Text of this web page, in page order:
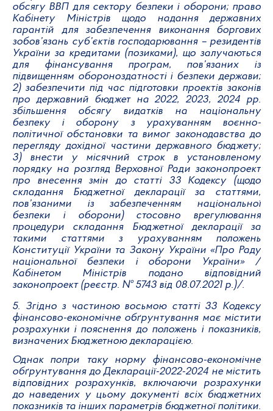
обсягу ВВП для сектору безпеки і оборони; право
Кабінету Міністрів щодо надання державних
гарантій для забезпечення виконання боргових
зобов’язань суб’єктів господарювання – резидентів
України за кредитами (позиками), що залучаються
для фінансування програм, пов’язаних із
підвищенням обороноздатності і безпеки держави;
2) забезпечити під час підготовки проектів законів
про державний бюджет на 2022, 2023, 2024 рр.
збільшення обсягу видатків на національну
безпеку і оборону з урахуванням воєнно-
політичної обстановки та вимог законодавства до
перегляду дохідної частини державного бюджету;
3) внести у місячний строк в установленому
порядку на розгляд Верховної Ради законопроект
про внесення змін до статті 33 Кодексу (щодо
складання Бюджетної декларації за статтями,
пов’язаними із забезпеченням національної
безпеки і оборони) стосовно врегулювання
процедури складання Бюджетної декларації за
такими статтями з урахуванням положень
Конституції України та Закону України «Про Раду
національної безпеки і оборони України» /
Кабінетом Міністрів подано відповідний
законопроект (реєстр. № 5743 від 08.07.2021 р.)/.
5. Згідно з частиною восьмою статті 33 Кодексу
фінансово-економічне обґрунтування має містити
розрахунки і пояснення до положень і показників,
визначених Бюджетною декларацією.
Однак попри таку норму фінансово-економічне
обґрунтування до Декларації-2022-2024 не містить
відповідних розрахунків, включаючи розрахунки
до наведених у цьому документі всіх бюджетних
показників та інших параметрів бюджетної політики.